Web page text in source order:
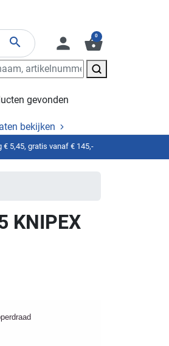
search person shopping_basket
0
gevonden
bekijken
€ 5,45, gratis vanaf € 145,-
KNIPEX